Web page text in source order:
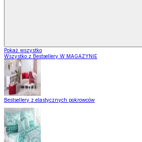
Pokaż wszystko
Wszystko z Bestsellery W MAGAZYNIE
Bestsellery z elastycznych pokrowców